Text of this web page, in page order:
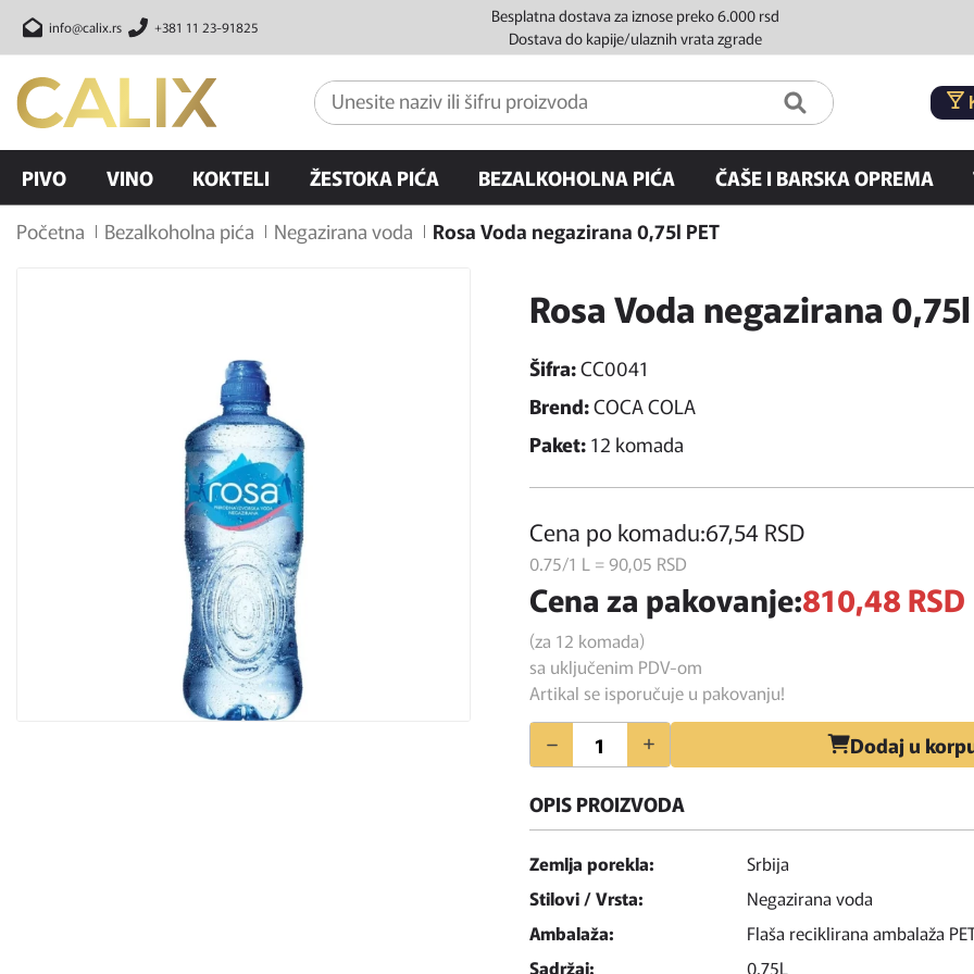
info@calix.rs +381 11 23-91825
Besplatna dostava za iznose preko 6.000 rsd
Dostava do kapije/ulaznih vrata zgrade
PIVO VINO KOKTELI ŽESTOKA PIĆA BEZALKOHOLNA PIĆA ČAŠE I BARSKA OPREMA
Početna
Bezalkoholna pića Negazirana voda Rosa Voda negazirana 0,75l PET
Rosa Voda negazirana 0,75l
Šifra:CC0041
Brend:COCA COLA
Paket:12 komada
Cena po komadu:67,54RSD
0.75/1 L = 90,05 RSD
Cena za pakovanje:810,48 RSD
(za 12 komada)
sa uključenim PDV-om
Artikal se isporučuje u pakovanju!
Dodaj u
OPIS PROIZVODA
Zemlja porekla:
Srbija
Stilovi / Vrsta:
Negazirana voda
Ambalaža:
Flaša reciklirana ambalaža
Sadržaj:
0.75L